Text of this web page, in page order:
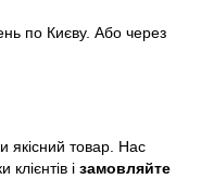
по Києву. Або через
якісний товар. Нас
і замовляйте